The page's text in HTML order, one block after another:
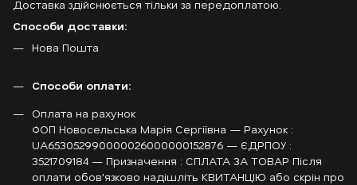
Доставка здійснюється тільки за передоплатою.
Способи доставки:
Нова Пошта
Способи оплати:
Оплата на рахунок
ФОП Новосельська Марія Сергіївна — Рахунок :
UA653052990000026000000152876 — ЄДРПОУ :
3521709184 — Призначення : СПЛАТА ЗА ТОВАР Після
оплати обов'язково надішліть КВИТАНЦІЮ або скрін про